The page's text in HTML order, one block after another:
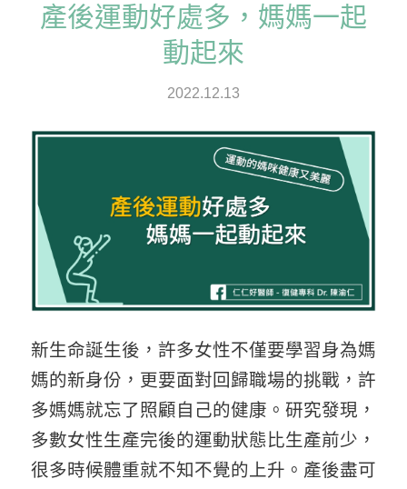
產後運動好處多，媽媽一起
動起來
2022.12.13
新生命誕生後，許多女性不僅要學習身為媽
媽的新身份，更要面對回歸職場的挑戰，許
多媽媽就忘了照顧自己的健康。研究發現，
多數女性生產完後的運動狀態比生產前少，
很多時候體重就不知不覺的上升。產後盡可